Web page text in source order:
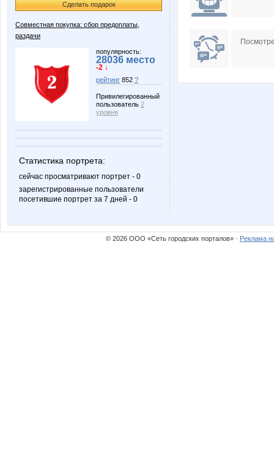
Сделать подарок
Совместная покупка: сбор предоплаты,
раздачи
популярность:
28036 место
-2 ↓
рейтинг 852 ?
Привилегированный
пользователь 2
уровня
Статистика портрета:
сейчас просматривают портрет - 0
зарегистрированные пользователи
посетившие портрет за 7 дней - 0
© 2026 ООО «Сеть городских порталов» · Реклама